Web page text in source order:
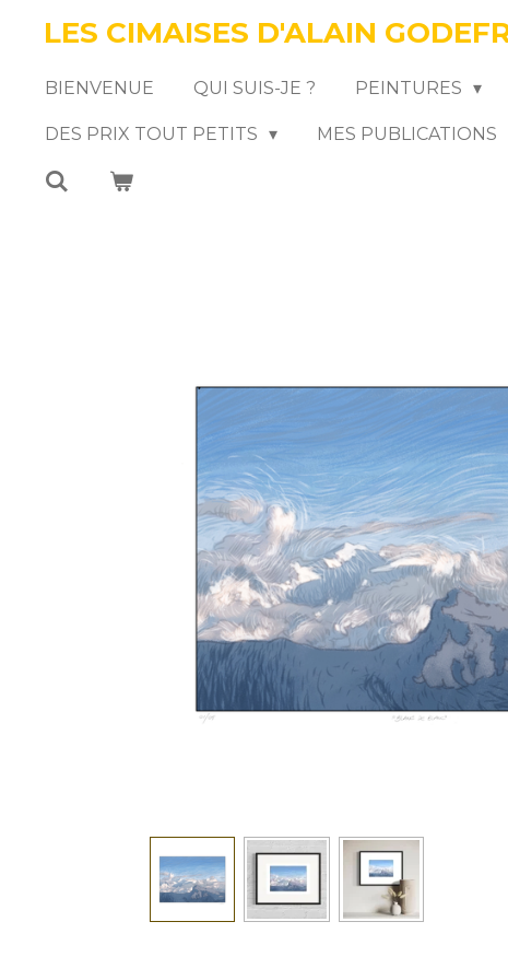
Passer
principal
LES CIMAISES D'ALAIN
BIENVENUE QUI SUIS-JE ? PEINTURES
DES PRIX TOUT PETITS MES PUBLICATIONS